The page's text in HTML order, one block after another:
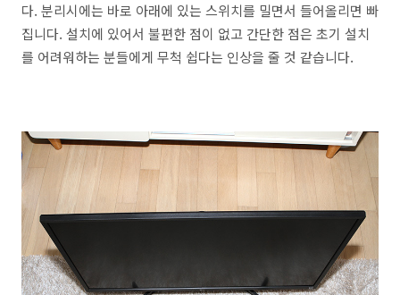
다. 분리시에는 바로 아래에 있는 스위치를 밀면서 들어올리면 빠
집니다. 설치에 있어서 불편한 점이 없고 간단한 점은 초기 설치
를 어려워하는 분들에게 무척 쉽다는 인상을 줄 것 같습니다.